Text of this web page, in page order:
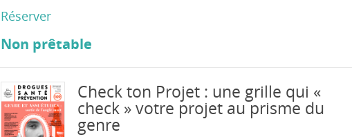
Réserver
Non prêtable
Check ton Projet : une grille qui «
check » votre projet au prisme du
genre